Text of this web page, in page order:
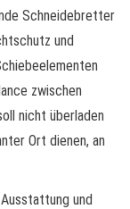
Schneidebretter
und
zwischen
nicht überladen
Ort dienen, an
und